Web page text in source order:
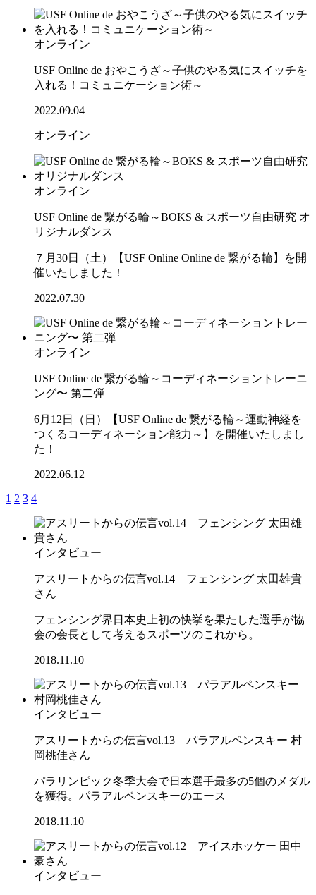
オンライン
USF Online de おやこうざ～子供のやる気にスイッチを
入れる！コミュニケーション術～
2022.09.04
オンライン
オンライン
USF Online de 繋がる輪～BOKS & スポーツ自由研究 オ
リジナルダンス
７月30日（土）【USF Online Online de 繋がる輪】を開
催いたしました！
2022.07.30
オンライン
USF Online de 繋がる輪～コーディネーショントレーニ
ング〜 第二弾
6月12日（日）【USF Online de 繋がる輪～運動神経を
つくるコーディネーション能力～】を開催いたしまし
た！
2022.06.12
1 2 3 4
インタビュー
アスリートからの伝言vol.14 フェンシング 太田雄貴
さん
フェンシング界日本史上初の快挙を果たした選手が協
会の会長として考えるスポーツのこれから。
2018.11.10
インタビュー
アスリートからの伝言vol.13 パラアルペンスキー 村
岡桃佳さん
パラリンピック冬季大会で日本選手最多の5個のメダル
を獲得。パラアルペンスキーのエース
2018.11.10
インタビュー